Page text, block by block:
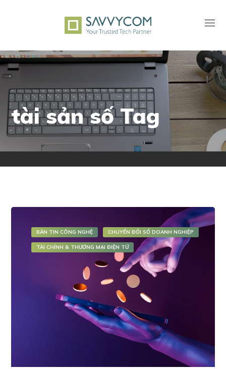
tài sản số Tag
BẢN TIN CÔNG NGHỆ CHUYỂN ĐỔI SỐ DOANH NGHIỆP
TÀI CHÍNH & THƯƠNG MẠI ĐIỆN TỬ